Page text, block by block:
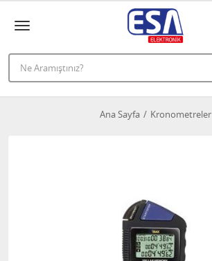
Ana Sayfa Kronometreler